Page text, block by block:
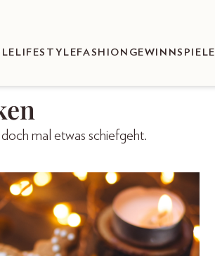
LIFESTYLEFASHION GEWINNSPIELE
mal etwas schiefgeht.